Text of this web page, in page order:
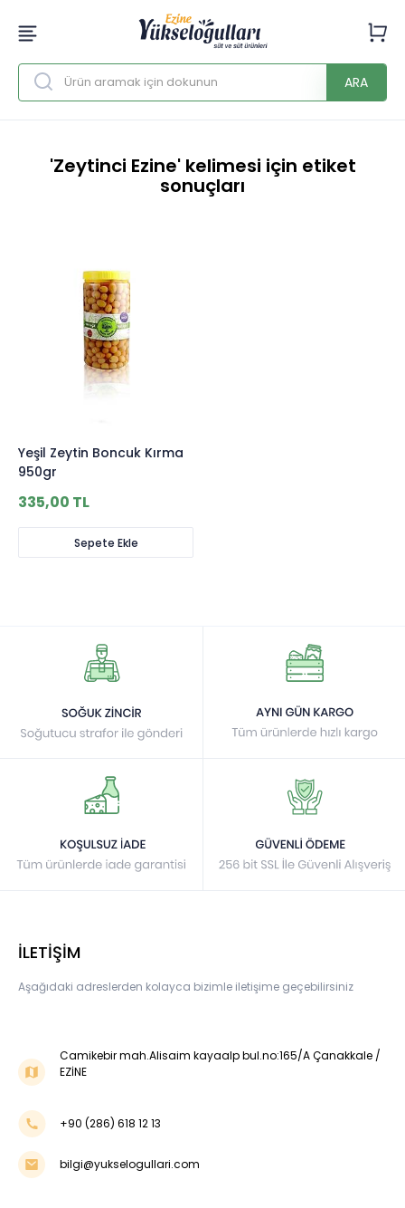
ARA
'Zeytinci Ezine' kelimesi için etiket
sonuçları
Yeşil Zeytin Boncuk Kırma
950gr
335,00 TL
Sepete Ekle
İLETİŞİM
Aşağıdaki adreslerden kolayca bizimle iletişime geçebilirsiniz
Camikebir mah.Alisaim kayaalp bul.no:165/A Çanakkale /
EZİNE
+90 (286) 618 12 13
bilgi@yukselogullari.com